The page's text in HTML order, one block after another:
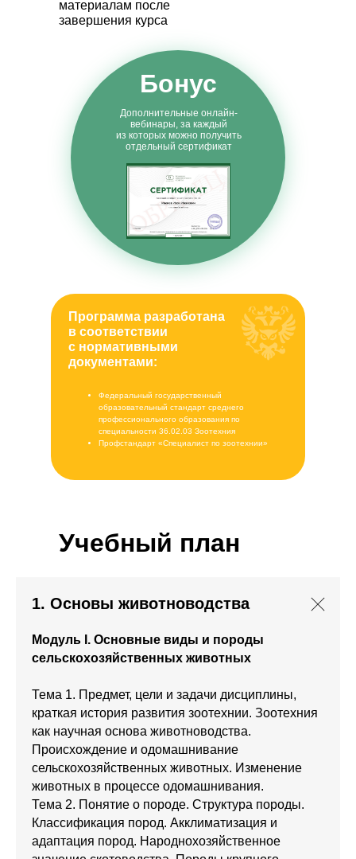
материалам после
завершения курса
Дополнительные онлайн-
вебинары, за каждый
из которых можно получить
отдельный сертификат
Бонус
Программа разработана
в соответствии
с нормативными
документами:
Федеральный государственный
образовательный стандарт среднего
профессионального образования по
специальности 36.02.03 Зоотехния
Профстандарт «Специалист по зоотехнии»
Учебный план
1. Основы животноводства
Модуль I. Основные виды и породы
сельскохозяйственных животных
Тема 1. Предмет, цели и задачи дисциплины,
краткая история развития зоотехнии. Зоотехния
как научная основа животноводства.
Происхождение и одомашнивание
сельскохозяйственных животных. Изменение
животных в процессе одомашнивания.
Тема 2. Понятие о породе. Структура породы.
Классификация пород. Акклиматизация и
адаптация пород. Народнохозяйственное